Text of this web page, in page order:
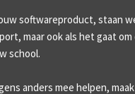
softwareproduct, staan
maar ook als het gaat
school.
anders mee helpen,